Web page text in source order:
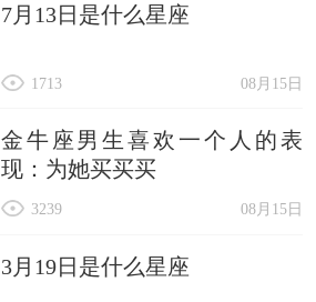
7月13日是什么星座
08月15日
1713
金牛座男生喜欢一个人的表
现：为她买买买
08月15日
3239
3月19日是什么星座